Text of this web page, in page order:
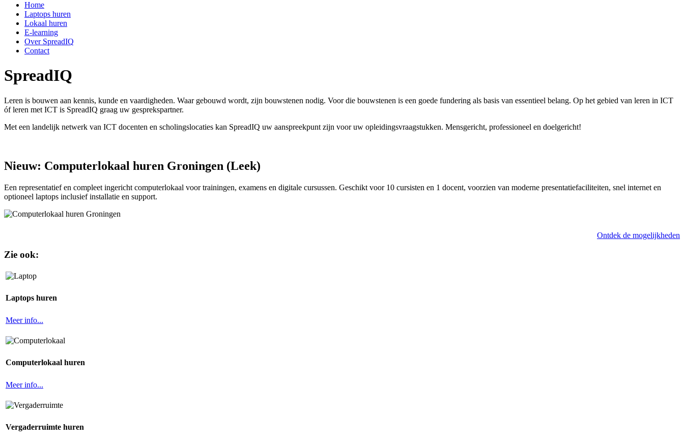
Home
Laptops huren
Lokaal huren
E-learning
Over SpreadIQ
Contact
SpreadIQ
Leren is bouwen aan kennis, kunde en vaardigheden. Waar gebouwd wordt, zijn bouwstenen nodig. Voor die bouwstenen is een goede fundering als basis van essentieel belang. Op het gebied van leren in ICT
óf leren met ICT is SpreadIQ graag uw gesprekspartner.
Met een landelijk netwerk van ICT docenten en scholingslocaties kan SpreadIQ uw aanspreekpunt zijn voor uw opleidingsvraagstukken. Mensgericht, professioneel en doelgericht!
Nieuw: Computerlokaal huren Groningen (Leek)
Een representatief en compleet ingericht computerlokaal voor trainingen, examens en digitale cursussen. Geschikt voor 10 cursisten en 1 docent, voorzien van moderne presentatiefaciliteiten, snel internet en
optioneel laptops inclusief installatie en support.
Ontdek de mogelijkheden
Zie ook:
Laptops huren
Meer info...
Computerlokaal huren
Meer info...
Vergaderruimte huren